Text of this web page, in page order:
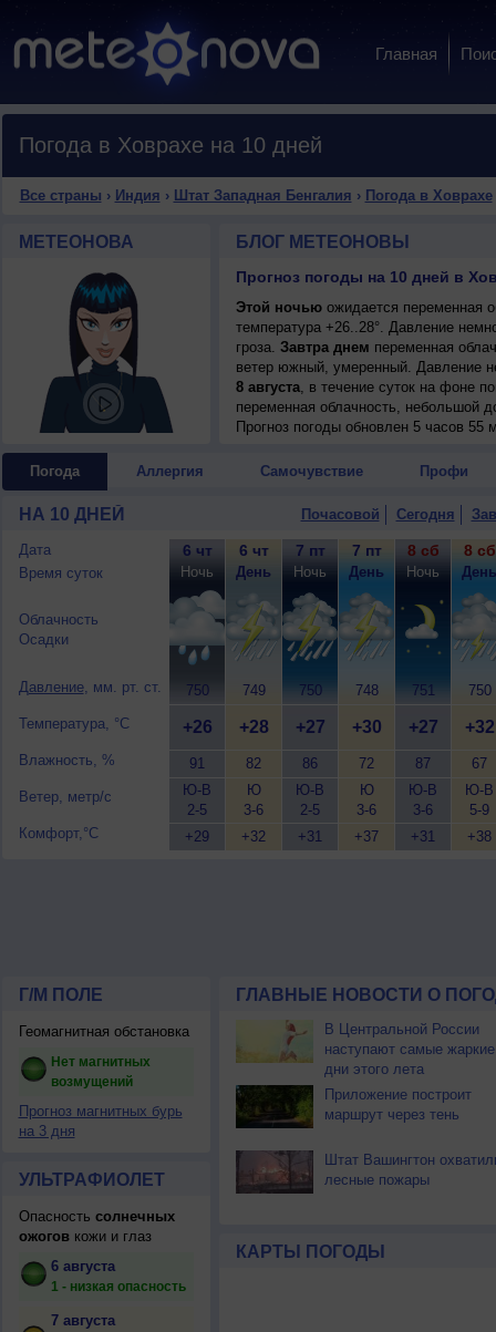
Главная
Погода в Ховрахе на 10 дней
Все страны › Индия › Штат Западная Бенгалия › Погода в Ховрахе
МЕТЕОНОВА БЛОГ МЕТЕОНОВЫ
Этой ночьюожидается переменная
температура +26..28°. Давление
гроза. Завтра днем переменная
ветер южный, умеренный. Давление
8 августа, в течение суток на фоне
переменная облачность, небольшой
днем +31..33°, ветер южный,
переменная облачность, небольшой
10 августа, ожидается переменная
ветер южный, умеренный.
Прогноз погоды обновлен 5 часов 55
Погода Аллергия Самочувствие Профи
НА 10 ДНЕЙ Почасовой Сегодня
Дата
Время суток
Облачность
Осадки
Давление, мм. рт. ст.
Температура, °C
Влажность, %
Ветер, метр/с
Комфорт,°C
6 чт
Ночь
750
+26
91
Ю-В
2-5
+29
6 чт
День
749
+28
82
Ю
3-6
+32
7 пт
Ночь
750
+27
86
Ю-В
2-5
+31
7 пт
День
748
+30
72
Ю
3-6
+37
8 сб
Ночь
751
+27
87
Ю-В
3-6
+31
8 сб
День
750
+32
67
Ю-В
5-9
+38
Г/М ПОЛЕ
Геомагнитная обстановка
Нет магнитных
возмущений
Прогноз магнитных бурь
на 3 дня
УЛЬТРАФИОЛЕТ
Опасность солнечных
ожоговкожи и глаз
6 августа
1 - низкая опасность
7 августа
ГЛАВНЫЕ НОВОСТИ О
В Центральной России
наступают самые жаркие
дни этого лета
Приложение построит
маршрут через тень
Штат Вашингтон
лесные пожары
КАРТЫ ПОГОДЫ